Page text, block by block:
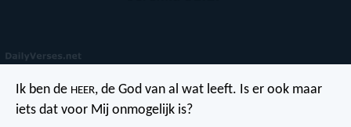
Ik ben de HEER, de God van al wat leeft. Is er ook maar
iets dat voor Mij onmogelijk is?